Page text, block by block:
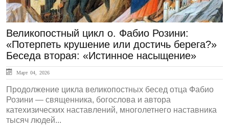
Великопостный цикл о. Фабио Розини:
«Потерпеть крушение или достичь берега?»
Беседа вторая: «Истинное насыщение»
Март 04, 2026
Продолжение цикла великопостных бесед отца Фабио
Розини — священника, богослова и автора
катехизических наставлений, многолетнего наставника
тысяч людей...